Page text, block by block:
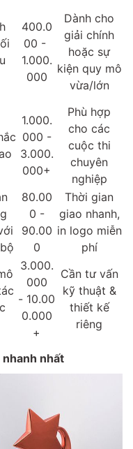
400.0
00 -
1.000.
000
Dành cho
giải chính
hoặc sự
kiện quy mô
vừa/lớn
1.000.
000 -
3.000.
000+
Phù hợp
cho các
cuộc thi
chuyên
nghiệp
80.00
0 -
90.00
0
Thời gian
giao nhanh,
in logo miễn
phí
3.000.
000
- 10.00
0.000
+
Cần tư vấn
kỹ thuật &
thiết kế
riêng
nhanh nhất